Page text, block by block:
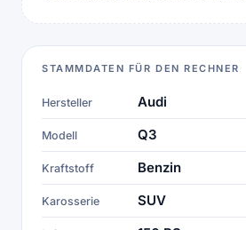
STAMMDATEN FÜR DEN RECHNER
Hersteller Audi
Modell Q3
Kraftstoff Benzin
Karosserie SUV